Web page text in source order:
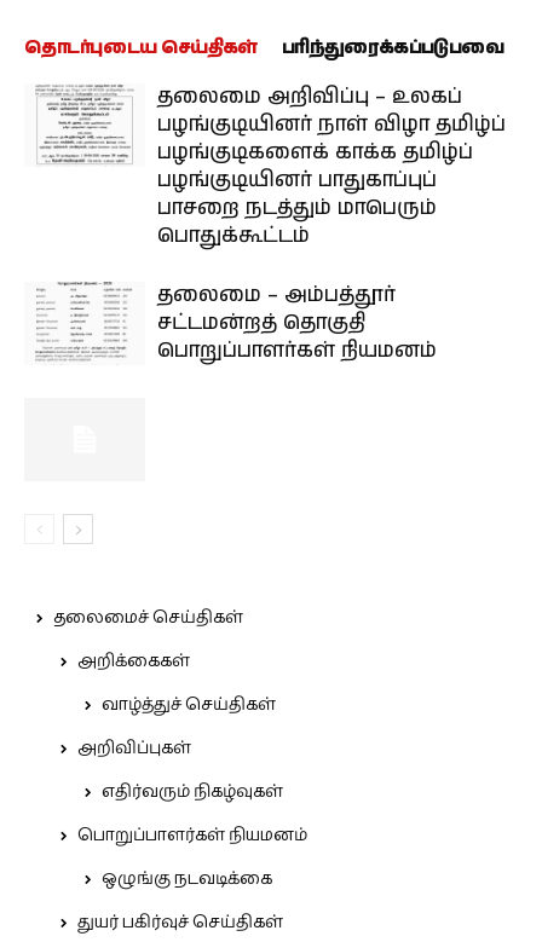
தொடர்புடைய செய்திகள் பரிந்துரைக்கப்படுபவை
தலைமை அறிவிப்பு – உலகப்
பழங்குடியினர் நாள் விழா தமிழ்ப்
பழங்குடிகளைக் காக்க தமிழ்ப்
பழங்குடியினர் பாதுகாப்புப்
பாசறை நடத்தும் மாபெரும்
பொதுக்கூட்டம்
தலைமை – அம்பத்தூர்
சட்டமன்றத் தொகுதி
பொறுப்பாளர்கள் நியமனம்
தலைமைச் செய்திகள்
அறிக்கைகள்
வாழ்த்துச் செய்திகள்
அறிவிப்புகள்
எதிர்வரும் நிகழ்வுகள்
பொறுப்பாளர்கள் நியமனம்
ஒழுங்கு நடவடிக்கை
துயர் பகிர்வுச் செய்திகள்